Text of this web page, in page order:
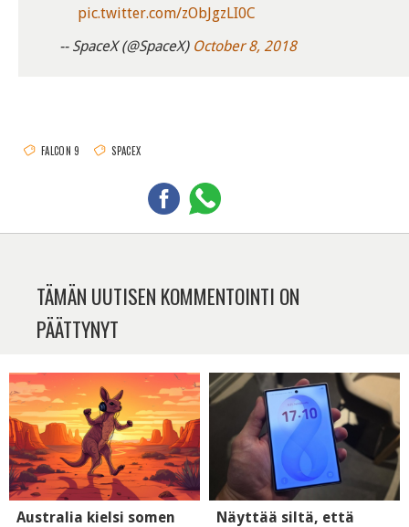
pic.twitter.com/zObJgzLI0C
-- SpaceX (@SpaceX) October 8, 2018
FALCON 9 SPACEX
TÄMÄN UUTISEN KOMMENTOINTI ON
PÄÄTTYNYT
Australia kielsi somen
Näyttää siltä, että